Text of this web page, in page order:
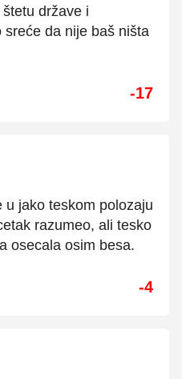
države i
da nije baš ništa
-17
u jako teskom polozaju
razumeo, ali tesko
osecala osim besa.
-4